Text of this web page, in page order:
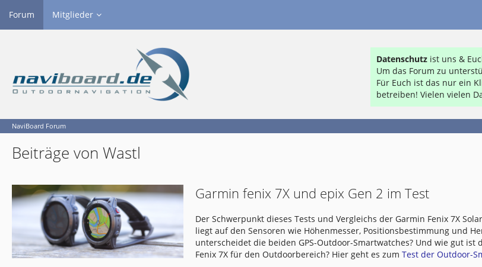
Forum Mitglieder
Datenschutz ist uns &
Um das Forum zu
Für Euch ist das nur ein
betreiben! Vielen vielen
NaviBoard Forum
Beiträge von Wastl
Garmin fenix 7X und epix Gen 2 im Test
Der Schwerpunkt dieses Tests und Vergleichs der Garmin Fenix 7X
liegt auf den Sensoren wie Höhenmesser, Positionsbestimmung und
unterscheidet die beiden GPS-Outdoor-Smartwatches? Und wie gut ist
Fenix 7X für den Outdoorbereich? Hier geht es zumTest der Outdoor-